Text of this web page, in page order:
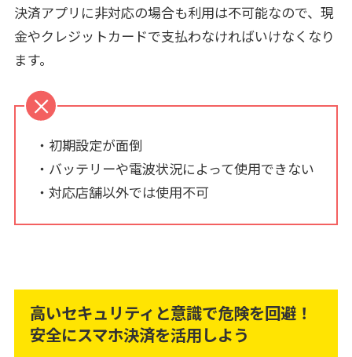
決済アプリに非対応の場合も利用は不可能なので、現
金やクレジットカードで支払わなければいけなくなり
ます。
・初期設定が面倒
・バッテリーや電波状況によって使用できない
・対応店舗以外では使用不可
高いセキュリティと意識で危険を回避！
安全にスマホ決済を活用しよう